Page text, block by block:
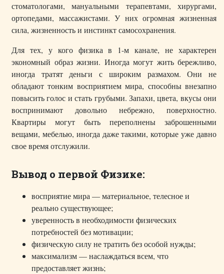
стоматологами, мануальными терапевтами, хирургами,
ортопедами, массажистами. У них огромная жизненная
сила, жизненность и инстинкт самосохранения.
Для тех, у кого физика в 1-м канале, не характерен
экономный образ жизни. Иногда могут жить бережливо,
иногда тратят деньги с широким размахом. Они не
обладают тонким восприятием мира, способны внезапно
повысить голос и стать грубыми. Запахи, цвета, вкусы они
воспринимают довольно небрежно, поверхностно.
Квартиры могут быть переполнены заброшенными
вещами, мебелью, иногда даже такими, которые уже давно
свое время отслужили.
Вывод о первой Физике:
восприятие мира — материальное, телесное и
реально существующее;
уверенность в необходимости физических
потребностей без мотивации;
физическую силу не тратить без особой нужды;
максимализм — наслаждаться всем, что
предоставляет жизнь;